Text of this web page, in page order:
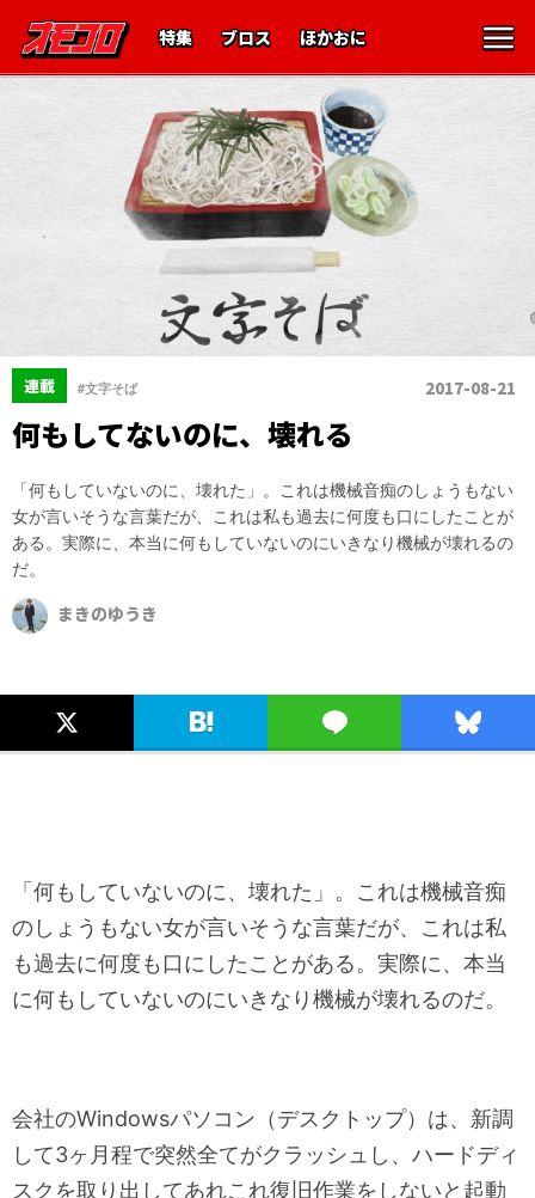
特集 ブロス ほかおに
連載 #文字そば 2017-08-21
何もしてないのに、壊れる
「何もしていないのに、壊れた」。これは機械音痴のしょうもない
女が言いそうな言葉だが、これは私も過去に何度も口にしたことが
ある。実際に、本当に何もしていないのにいきなり機械が壊れるの
だ。
まきのゆうき
「何もしていないのに、壊れた」。これは機械音痴
のしょうもない女が言いそうな言葉だが、これは私
も過去に何度も口にしたことがある。実際に、本当
に何もしていないのにいきなり機械が壊れるのだ。
会社のWindowsパソコン（デスクトップ）は、新調
して3ヶ月程で突然全てがクラッシュし、ハードディ
スクを取り出してあれこれ復旧作業をしないと起動